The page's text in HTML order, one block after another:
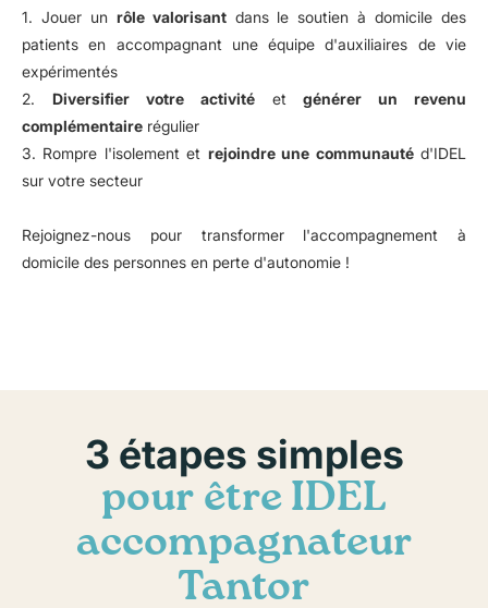
1. Jouer un rôle valorisantdans le soutien à domicile des
patients en accompagnant une équipe d'auxiliaires de vie
expérimentés
2.Diversifier votre activité et générer un revenu
complémentaire régulier
3. Rompre l'isolement et rejoindre une communautéd'IDEL
sur votre secteur
Rejoignez-nous pour transformer l'accompagnement à
domicile des personnes en perte d'autonomie !
3 étapes simples
pour être IDEL
accompagnateur
Tantor